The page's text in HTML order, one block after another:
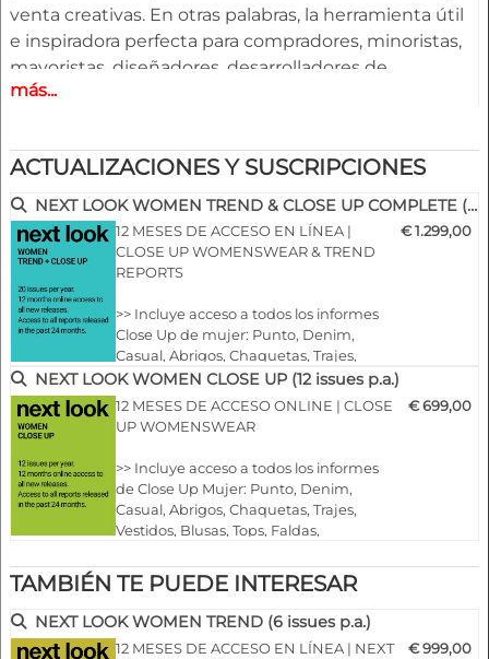
venta creativas. En otras palabras, la herramienta útil
e inspiradora perfecta para compradores, minoristas,
mayoristas, diseñadores, desarrolladores de
productos y merchandisers.
Aspectos destacados
- Diferentes servicios disponibles para ropa de
hombre y de mujer
- Más de 400 fotografías seleccionadas
- Más de 100 primeros planos
- Análisis sofisticados y en profundidad de los desfiles
de moda más importantes del mundo
- Vistas detalladas de lo más destacado
- Agrupados por temas y tendencias
- Cortes, tejidos, colores y mucho más
NLCWMD | S/S 2025
más...
ACTUALIZACIONES Y SUSCRIPCIONES
NEXT LOOK WOMEN TREND & CLOSE UP COMPLETE (20 issues p.a.)
12 MESES DE ACCESO EN LÍNEA |
CLOSE UP WOMENSWEAR & TREND
REPORTS
>> Incluye acceso a todos los informes
Close Up de mujer: Punto, Denim,
Casual, Abrigos, Chaquetas, Trajes,
Vestidos, Blusas, Tops, Faldas,
Pantalones, Zapatos, Bolsos y
Accesorios
de tendencias para mujer: Estilos &
Accesorios, ropa de mujer y uso del
color
>> Todas las nuevas ediciones de los
próximos 12 meses
>> Incluye acceso a las edicion…
€ 1.299,00
NEXT LOOK WOMEN CLOSE UP (12 issues p.a.)
12 MESES DE ACCESO ONLINE | CLOSE
UP WOMENSWEAR
>> Incluye acceso a todos los informes
de Close Up Mujer: Punto, Denim,
Casual, Abrigos, Chaquetas, Trajes,
Vestidos, Blusas, Tops, Faldas,
>> Todas las nuevas ediciones de los
próximos 12 meses
>> ¡Incluido el acceso a las ediciones
publicadas de los últimos 24 meses!
>> Descargue hasta 15 ediciones
€ 699,00
TAMBIÉN TE PUEDE INTERESAR
NEXT LOOK WOMEN TREND (6 issues p.a.)
12 MESES DE ACCESO EN LÍNEA | NEXT € 999,00